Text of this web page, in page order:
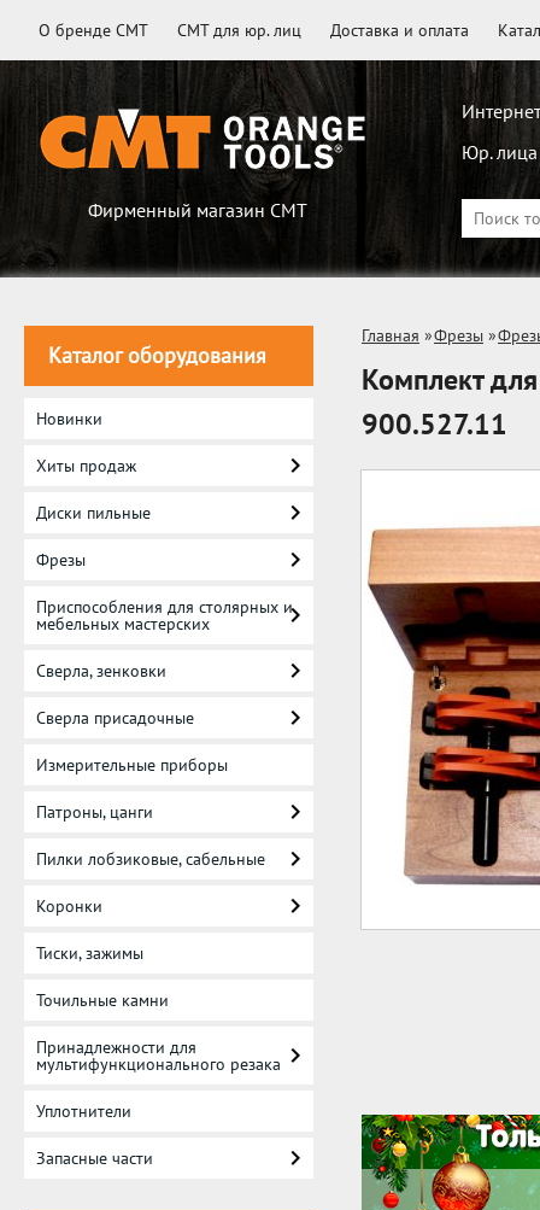
О бренде CMT CMT для юр. лиц Доставка и оплата
Фирменный магазин CMT
Юр. лица
Каталог оборудования
Новинки
Хиты продаж
Диски пильные
Фрезы
Приспособления для столярных и
мебельных мастерских
Сверла, зенковки
Сверла присадочные
Измерительные приборы
Патроны, цанги
Пилки лобзиковые, сабельные
Коронки
Тиски, зажимы
Точильные камни
Принадлежности для
мультифункционального резака
Уплотнители
Запасные части
Главная »Фрезы »
Комплект
900.527.11